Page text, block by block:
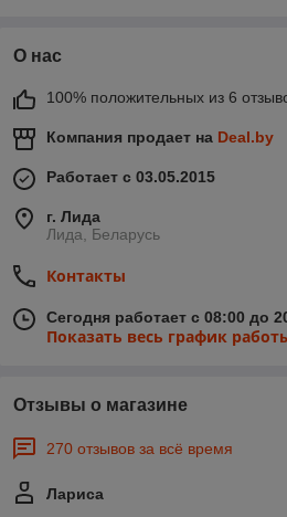
которые запомнятся.
магазин «Дом
Наш интернет-магазин – это
подарков, которые подходят для
человека. Забыли об обыденных
холодильник! В интернет-магазине «
найдет что-то особенное.
нас есть подарок для каждого. Мы
помогут вам подчеркнуть
человека, а также угодить самым
Подарки для мужчин
есть широкий выбор
подарков, начиная
О нас
100% положительных из 6
Компания продает на Deal.by
Работает с 03.05.2015
г. Лида
Лида, Беларусь
Контакты
Сегодня работает с 08:00 до
Показать весь график
Отзывы о магазине
270 отзывов за всё время
Лариса